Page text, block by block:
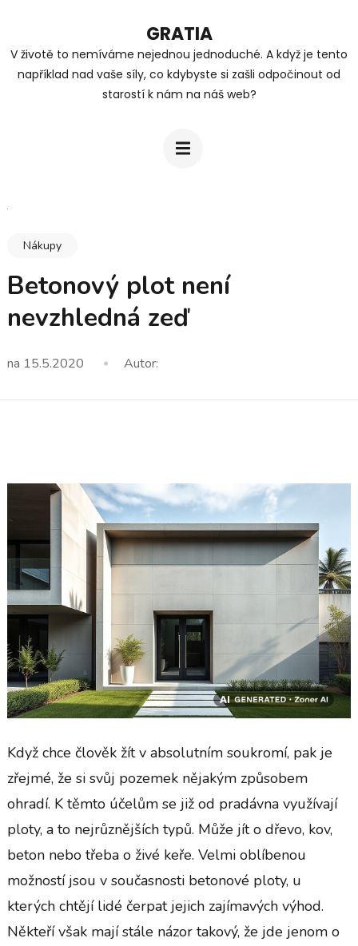
obsah
GRATIA
V životě to nemíváme nejednou jednoduché. A když je tento
například nad vaše síly, co kdybyste si zašli odpočinout od
starostí k nám na náš web?
Nákupy
Betonový plot není
nevzhledná zeď
na 15.5.2020 Autor:
Když chce člověk žít v absolutním soukromí, pak je
zřejmé, že si svůj pozemek nějakým způsobem
ohradí. K těmto účelům se již od pradávna využívají
ploty, a to nejrůznějších typů. Může jít o dřevo, kov,
beton nebo třeba o živé keře. Velmi oblíbenou
možností jsou v současnosti betonové ploty, u
kterých chtějí lidé čerpat jejich zajímavých výhod.
Někteří však mají stále názor takový, že jde jenom o